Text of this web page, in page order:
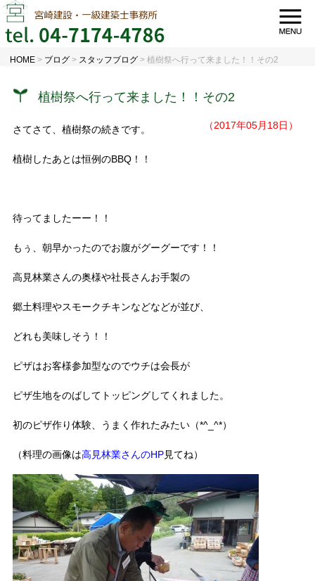
HOME > ブログ > スタッフブログ >植樹祭へ行って来ました！！その2
植樹祭へ行って来ました！！その2
（2017年05月18日）
さてさて、植樹祭の続きです。
植樹したあとは恒例のBBQ！！
待ってましたーー！！
もぅ、朝早かったのでお腹がグーグーです！！
高見林業さんの奥様や社長さんお手製の
郷土料理やスモークチキンなどなどが並び、
どれも美味しそう！！
ピザはお客様参加型なのでウチは会長が
ピザ生地をのばしてトッピングしてくれました。
初のピザ作り体験、うまく作れたみたい（*^_^*）
（料理の画像は高見林業さんのHP見てね）